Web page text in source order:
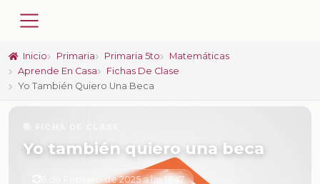
Inicio Primaria Primaria 5to
Matemáticas
Aprende En Casa
Fichas De Clase
Yo También Quiero Una Beca
Yo también quiero una beca
6 de Febrero de 2025 a las 15:47